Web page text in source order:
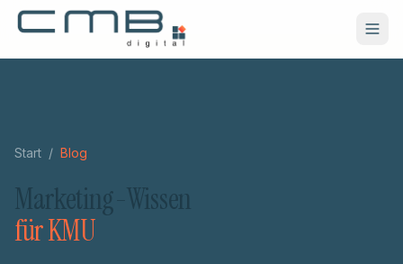
Zum Hauptinhalt springen
Start / Blog
Marketing-Wissen
für KMU